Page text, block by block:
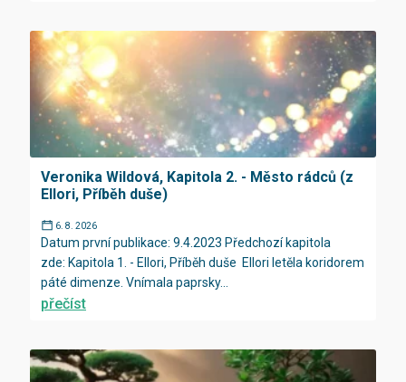
Veronika Wildová, Kapitola 2. - Město rádců (z
Ellori, Příběh duše)
6. 8. 2026
Datum první publikace: 9.4.2023 Předchozí kapitola
zde: Kapitola 1. - Ellori, Příběh duše Ellori letěla koridorem
páté dimenze. Vnímala paprsky...
přečíst